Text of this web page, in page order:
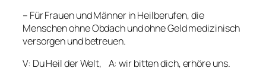
– Für Frauen und Männer in Heilberufen, die
Menschen ohne Obdach und ohne Geld medizinisch
versorgen und betreuen.
V: Du Heil der Welt, A: wir bitten dich, erhöre uns.